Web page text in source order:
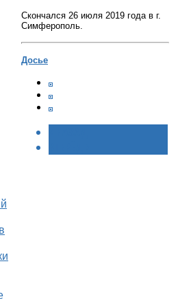
Скончался 26 июля 2019 года в г.
Симферополь.
Досье